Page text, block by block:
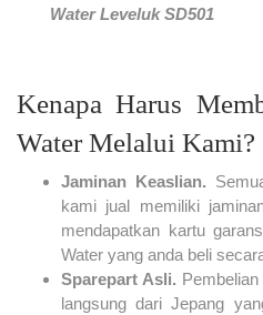
Water Leveluk SD501
Kenapa Harus
Water Melalui Kami?
Jaminan Keaslian.
kami jual memiliki
mendapatkan kartu
Water yang anda beli
Sparepart Asli.
langsung dari Jepang